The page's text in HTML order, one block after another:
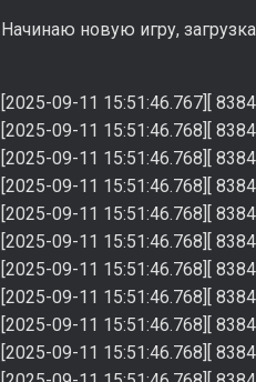
Начинаю новую игру,
[2025-09-11 15:51:46.767][
[2025-09-11
[2025-09-11
[2025-09-11
[2025-09-11
[2025-09-11
[2025-09-11
[2025-09-11
[2025-09-11
[2025-09-11